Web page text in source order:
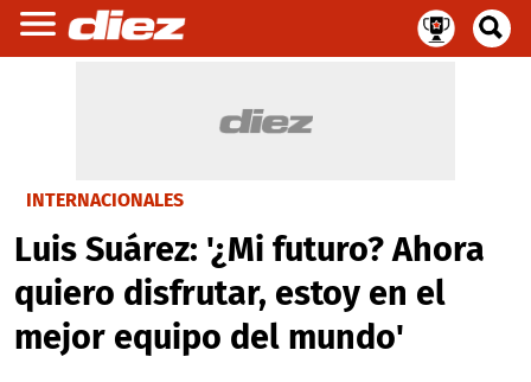
INTERNACIONALES
Luis Suárez: '¿Mi futuro? Ahora
quiero disfrutar, estoy en el
mejor equipo del mundo'